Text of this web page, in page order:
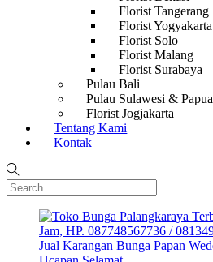
Florist Tangerang
Florist Yogyakarta
Florist Solo
Florist Malang
Florist Surabaya
Pulau Bali
Pulau Sulawesi & Papua
Florist Jogjakarta
Tentang Kami
Kontak